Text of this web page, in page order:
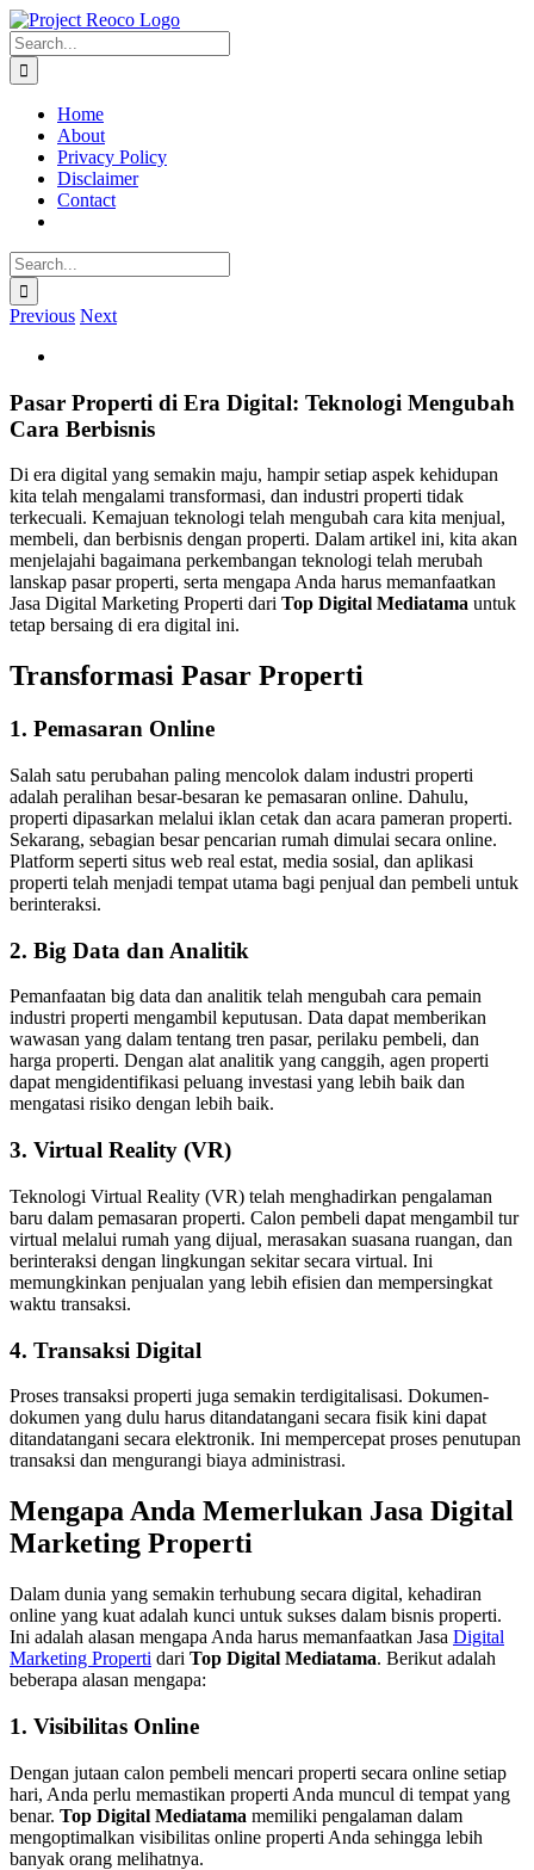
Skip
to
content
Search
for:
Home
About
Privacy Policy
Disclaimer
Contact
Search
for:
Previous Next
Image
Pasar Properti di Era Digital: Teknologi Mengubah
Cara Berbisnis
Di era digital yang semakin maju, hampir setiap aspek kehidupan
kita telah mengalami transformasi, dan industri properti tidak
terkecuali. Kemajuan teknologi telah mengubah cara kita menjual,
membeli, dan berbisnis dengan properti. Dalam artikel ini, kita akan
menjelajahi bagaimana perkembangan teknologi telah merubah
lanskap pasar properti, serta mengapa Anda harus memanfaatkan
Jasa Digital Marketing Properti dari Top Digital Mediatama untuk
tetap bersaing di era digital ini.
Transformasi Pasar Properti
1. Pemasaran Online
Salah satu perubahan paling mencolok dalam industri properti
adalah peralihan besar-besaran ke pemasaran online. Dahulu,
properti dipasarkan melalui iklan cetak dan acara pameran properti.
Sekarang, sebagian besar pencarian rumah dimulai secara online.
Platform seperti situs web real estat, media sosial, dan aplikasi
properti telah menjadi tempat utama bagi penjual dan pembeli untuk
berinteraksi.
2. Big Data dan Analitik
Pemanfaatan big data dan analitik telah mengubah cara pemain
industri properti mengambil keputusan. Data dapat memberikan
wawasan yang dalam tentang tren pasar, perilaku pembeli, dan
harga properti. Dengan alat analitik yang canggih, agen properti
dapat mengidentifikasi peluang investasi yang lebih baik dan
mengatasi risiko dengan lebih baik.
3. Virtual Reality (VR)
Teknologi Virtual Reality (VR) telah menghadirkan pengalaman
baru dalam pemasaran properti. Calon pembeli dapat mengambil tur
virtual melalui rumah yang dijual, merasakan suasana ruangan, dan
berinteraksi dengan lingkungan sekitar secara virtual. Ini
memungkinkan penjualan yang lebih efisien dan mempersingkat
waktu transaksi.
4. Transaksi Digital
Proses transaksi properti juga semakin terdigitalisasi. Dokumen-
dokumen yang dulu harus ditandatangani secara fisik kini dapat
ditandatangani secara elektronik. Ini mempercepat proses penutupan
transaksi dan mengurangi biaya administrasi.
Mengapa Anda Memerlukan Jasa Digital
Marketing Properti
Dalam dunia yang semakin terhubung secara digital, kehadiran
online yang kuat adalah kunci untuk sukses dalam bisnis properti.
Ini adalah alasan mengapa Anda harus memanfaatkan Jasa Digital
Marketing Properti dari Top Digital Mediatama. Berikut adalah
beberapa alasan mengapa:
1. Visibilitas Online
Dengan jutaan calon pembeli mencari properti secara online setiap
hari, Anda perlu memastikan properti Anda muncul di tempat yang
benar. Top Digital Mediatama memiliki pengalaman dalam
mengoptimalkan visibilitas online properti Anda sehingga lebih
banyak orang melihatnya.